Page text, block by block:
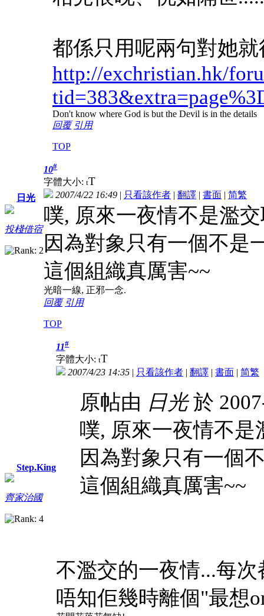
都係只用呢兩句對她
http://exchristian.hk/
Don't know where God is but the Devil is in the details
回覆 引用
TOP
日光
投棧借宿
10#
字體大小: tT
2007/4/22 16:49 | 只看該作者 | 翻譯 | 書面 | 简繁
噗, 原來一夜情不是濫
因為對象只有一個不是
這個組織真厲害~~
光暗一線, 正邪一念.
回覆 引用
TOP
Step.King
齊家治國
11#
字體大小: tT
2007/4/23 14:35 | 只看該作者 | 翻譯 | 書面 | 简繁
原帖由 日光於
噗, 原來一夜情不是
因為對象只有一個
這個組織真厲害~~
不濫交的一夜情...每
唔知佢幾時離個"最想